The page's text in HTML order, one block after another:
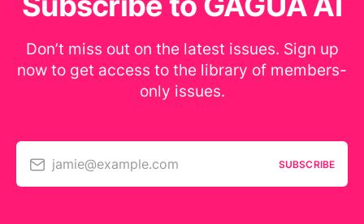
Don’t miss out on the latest issues. Sign up
now to get access to the library of members-
only issues.
jamie@example.com SUBSCRIBE